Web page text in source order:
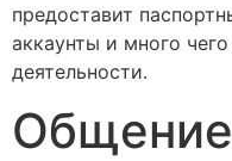
предоставит
аккаунты и много
деятельности.
Общение